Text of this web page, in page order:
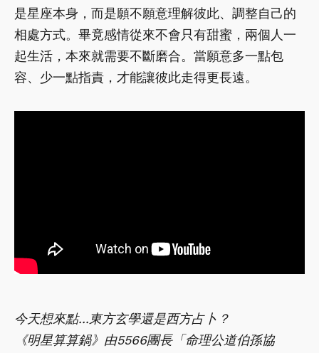
是星座本身，而是願不願意理解彼此、調整自己的
相處方式。畢竟感情從來不會只有甜蜜，兩個人一
起生活，本來就需要不斷磨合。當願意多一點包
容、少一點指責，才能讓彼此走得更長遠。
今天想來點...東方玄學還是西方占卜？
《明星算算鍋》由5566團長「命理公道伯孫協